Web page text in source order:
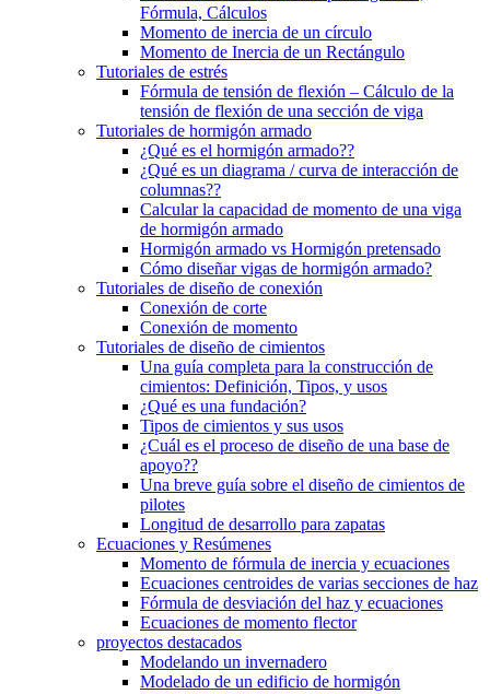
Fórmula, Cálculos
Momento de inercia de un círculo
Momento de Inercia de un Rectángulo
Tutoriales de estrés
Fórmula de tensión de flexión – Cálculo de la
tensión de flexión de una sección de viga
Tutoriales de hormigón armado
¿Qué es el hormigón armado??
¿Qué es un diagrama / curva de interacción de
columnas??
Calcular la capacidad de momento de una viga
de hormigón armado
Hormigón armado vs Hormigón pretensado
Cómo diseñar vigas de hormigón armado?
Tutoriales de diseño de conexión
Conexión de corte
Conexión de momento
Tutoriales de diseño de cimientos
Una guía completa para la construcción de
cimientos: Definición, Tipos, y usos
¿Qué es una fundación?
Tipos de cimientos y sus usos
¿Cuál es el proceso de diseño de una base de
apoyo??
Una breve guía sobre el diseño de cimientos de
pilotes
Longitud de desarrollo para zapatas
Ecuaciones y Resúmenes
Momento de fórmula de inercia y ecuaciones
Ecuaciones centroides de varias secciones de haz
Fórmula de desviación del haz y ecuaciones
Ecuaciones de momento flector
proyectos destacados
Modelando un invernadero
Modelado de un edificio de hormigón